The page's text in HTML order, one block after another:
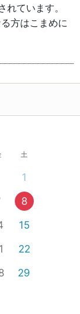
ています。
方はこまめに
土
1
8
15
22
29